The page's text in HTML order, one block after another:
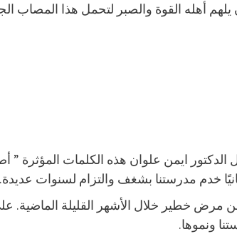
أهله القوة والصبر لتحمل هذا المصاب
الدكتور ايمن علوان هذه الكلمات المؤثرة ”
خدم مدرستنا بشغف والتزام لسنوات عديدة.
من مرض خطير خلال الأشهر القليلة
ونموها.